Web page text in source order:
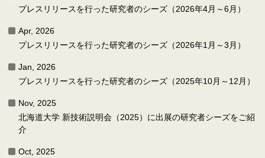
プレスリリースを行った研究者のシーズ（2026年4月～6月）
Apr, 2026
プレスリリースを行った研究者のシーズ（2026年1月～3月）
Jan, 2026
プレスリリースを行った研究者のシーズ（2025年10月～12月）
Nov, 2025
北海道大学 新技術説明会（2025）に出展の研究者シーズをご紹
介
Oct, 2025